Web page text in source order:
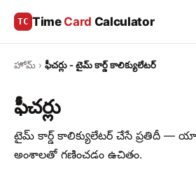
TC Time Card Calculator
హోమ్ › ఫీచర్లు - టైమ్ కార్డ్ కాలిక్యులేటర్
ఫీచర్లు
టైమ్ కార్డ్ కాలిక్యులేటర్ చేసే ప్రతిదీ —
అంశాలతో గణించడం ఉచితం.